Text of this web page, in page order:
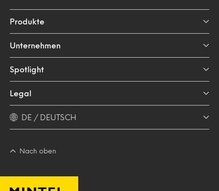
Produkte
Unternehmen
Spotlight
Legal
DE / DEUTSCH
Nach oben